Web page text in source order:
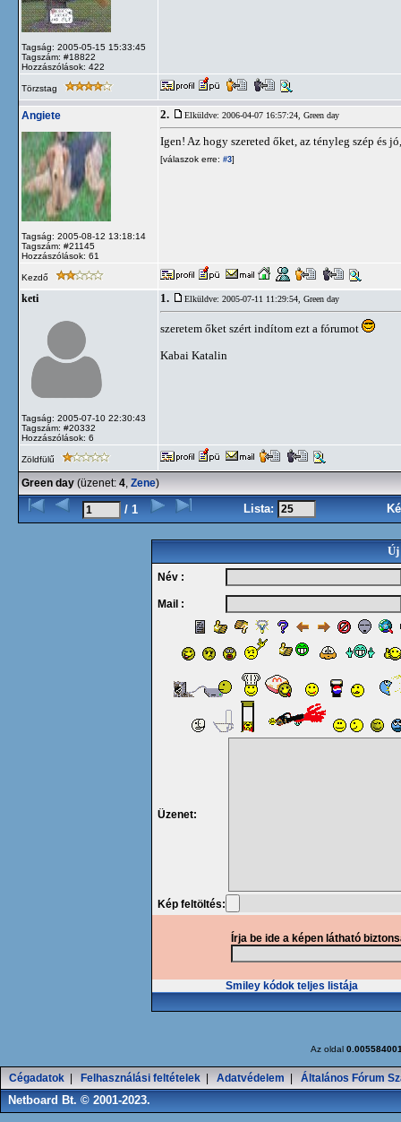
Tagság: 2005-05-15 15:33:45
Tagszám: #18822
Hozzászólások: 422
Törzstag
Angiete
Tagság: 2005-08-12 13:18:14
Tagszám: #21145
Hozzászólások: 61
2. Elküldve: 2006-04-07 16:57:24, Green day
Igen! Az hogy szereted őket, az tényleg szép és
[válaszok erre: #3]
Kezdő
keti
Tagság: 2005-07-10 22:30:43
Tagszám: #20332
Hozzászólások: 6
1. Elküldve: 2005-07-11 11:29:54, Green day
szeretem őket szért indítom ezt a fórumot
Kabai Katalin
Zöldfülű
Green day (üzenet: 4, Zene)
/ 1 Lista:
Új
Név :
Mail :
Üzenet:
Kép feltöltés:
Írja be ide a képen látható
Smiley kódok teljes listája
Az oldal
Cégadatok Felhasználási feltételek Adatvédelem Általános Fórum
Netboard Bt. © 2001-2023.